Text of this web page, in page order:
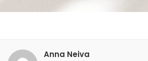
Anna Neiva